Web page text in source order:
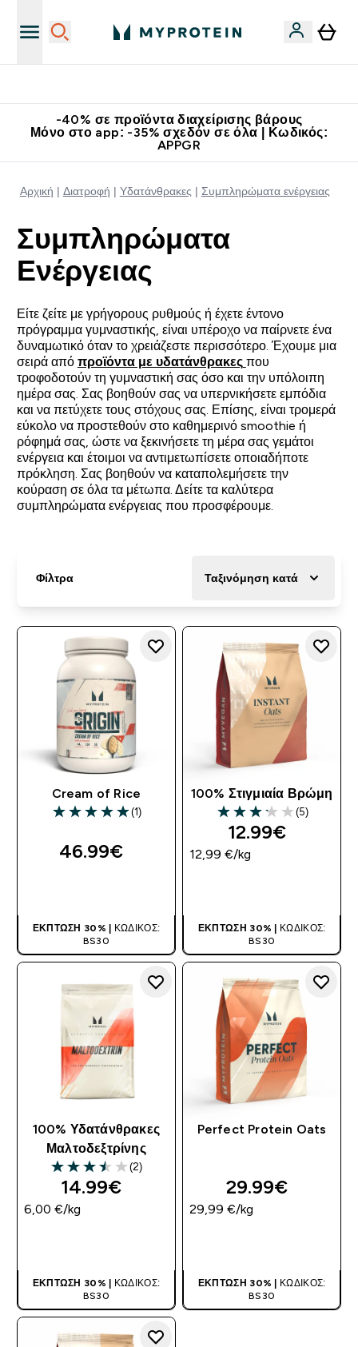
-40% σε προϊόντα διαχείρισης βάρους
Μόνο στο app: -35% σχεδόν σε όλα | Κωδικός:
APPGR
Αρχική Διατροφή Υδατάνθρακες Συμπληρώματα ενέργειας
Συμπληρώματα
Ενέργειας
Είτε ζείτε με γρήγορους ρυθμούς ή έχετε έντονο
πρόγραμμα γυμναστικής, είναι υπέροχο να παίρνετε ένα
δυναμωτικό όταν το χρειάζεστε περισσότερο. Έχουμε μια
σειρά από προϊόντα με υδατάνθρακες που
τροφοδοτούν τη γυμναστική σας όσο και την υπόλοιπη
ημέρα σας. Σας βοηθούν σας να υπερνικήσετε εμπόδια
και να πετύχετε τους στόχους σας. Επίσης, είναι τρομερά
εύκολο να προστεθούν στο καθημερινό smoothie ή
ρόφημά σας, ώστε να ξεκινήσετε τη μέρα σας γεμάτοι
ενέργεια και έτοιμοι να αντιμετωπίσετε οποιαδήποτε
πρόκληση. Σας βοηθούν να καταπολεμήσετε την
κούραση σε όλα τα μέτωπα. Δείτε τα καλύτερα
συμπληρώματα ενέργειας που προσφέρουμε.
Φίλτρα Ταξινόμηση κατά
Cream of Rice
5 out of 5 stars
(1)
46.99€‎
ΈΚΠΤΩΣΗ 30% |
ΚΩΔΙΚΌΣ:
BS30
100% Στιγμιαία Βρώμη
3.2 out of 5 stars
(5)
12.99€‎
12,99 €‎/kg
ΈΚΠΤΩΣΗ 30% |
ΚΩΔΙΚΌΣ:
BS30
100% Υδατάνθρακες
Μαλτοδεξτρίνης
3.5 out of 5 stars
(2)
14.99€‎
6,00 €‎/kg
ΈΚΠΤΩΣΗ 30% |
ΚΩΔΙΚΌΣ:
BS30
Perfect Protein Oats
29.99€‎
29,99 €‎/kg
ΈΚΠΤΩΣΗ 30% |
ΚΩΔΙΚΌΣ:
BS30